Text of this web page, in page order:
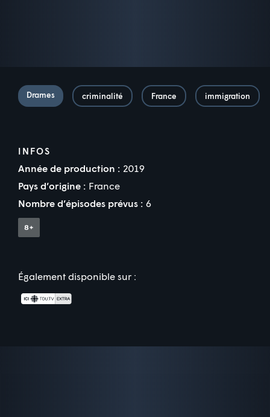
Drames criminalité France immigration
INFOS
Année de production : 2019
Pays d’origine : France
Nombre d’épisodes prévus : 6
Également disponible sur :